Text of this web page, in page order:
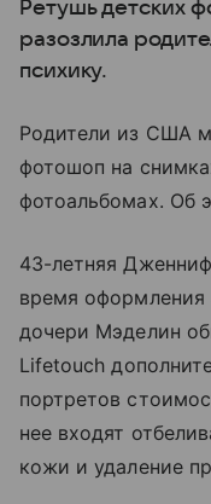
Ретушь детских
разозлила
психику.
Родители из США
фотошоп на
фотоальбомах. Об
43-летняя
время оформления
дочери Мэделин
Lifetouch
портретов
нее входят
кожи и удаление